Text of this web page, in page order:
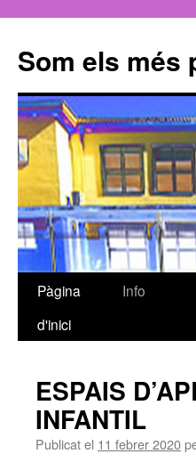
Som els més
Vés
Pàgina
d'inici
Info
ESPAIS
INFANTIL
Publicat el 11 febrer 2020